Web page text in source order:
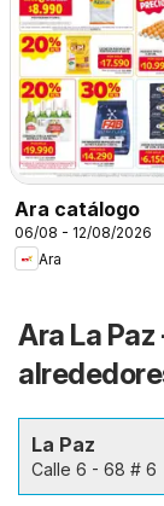
Ara catálogo
06/08 - 12/08/2026
Ara
Ara La
La Paz
Calle 6 - 68 # 6